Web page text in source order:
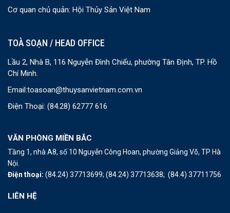
Cơ quan chủ quản: Hội Thủy Sản Việt Nam
TOÀ SOẠN / HEAD OFFICE
Lầu 2, Nhà B, 116 Nguyễn Đình Chiểu, phường Tân Định, TP. Hồ
Chí Minh.
Email:toasoan@thuysanvietnam.com.vn
Điện Thoại: (84.28) 62777 616
VĂN PHÒNG MIỀN BẮC
Tầng 1, nhà A8, số 10 Nguyễn Công Hoan, phường Giảng Võ, TP Hà
Nội.
Điện thoại: (84.24) 37713699; (84.24) 37713638; (84.4) 37711756
LIÊN HỆ